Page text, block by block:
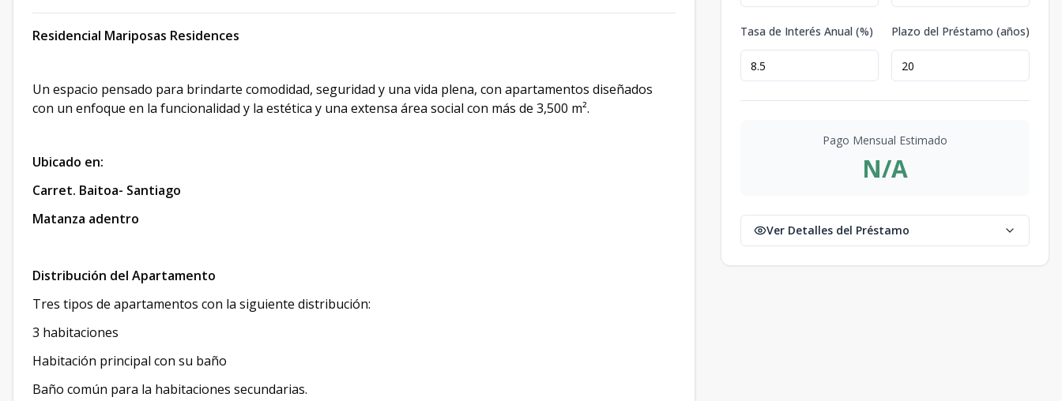
Residencial Mariposas Residences
Un espacio pensado para brindarte comodidad, seguridad y una vida plena, con apartamentos diseñados
con un enfoque en la funcionalidad y la estética y una extensa área social con más de 3,500 m².
Ubicado en:
Carret. Baitoa- Santiago
Matanza adentro
Distribución del Apartamento
Tres tipos de apartamentos con la siguiente distribución:
3 habitaciones
Habitación principal con su baño
Baño común para la habitaciones secundarias.
Tasa de Interés Anual (%) Plazo del Préstamo (años)
Pago Mensual Estimado
N/A
Ver Detalles del Préstamo